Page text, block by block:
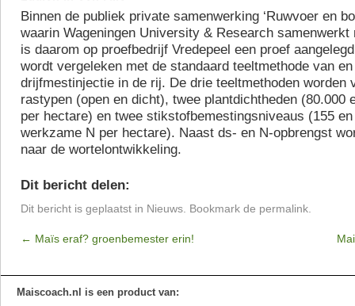
Binnen de publiek private samenwerking ‘Ruwvoer en
waarin Wageningen University & Research
is daarom op proefbedrijf Vredepeel een proef
wordt vergeleken met de standaard teeltmethode van
drijfmestinjectie in de rij. De drie teeltmethoden worden
rastypen (open en dicht), twee plantdichtheden (80.000
per hectare) en twee stikstofbemestingsniveaus (155
werkzame N per hectare). Naast ds- en N-opbrengst
naar de wortelontwikkeling.
Dit bericht delen:
Dit bericht is geplaatst in Nieuws . Bookmark de permalink
← Maïs eraf? groenbemester erin!
Maiscoach.nl is een product van: